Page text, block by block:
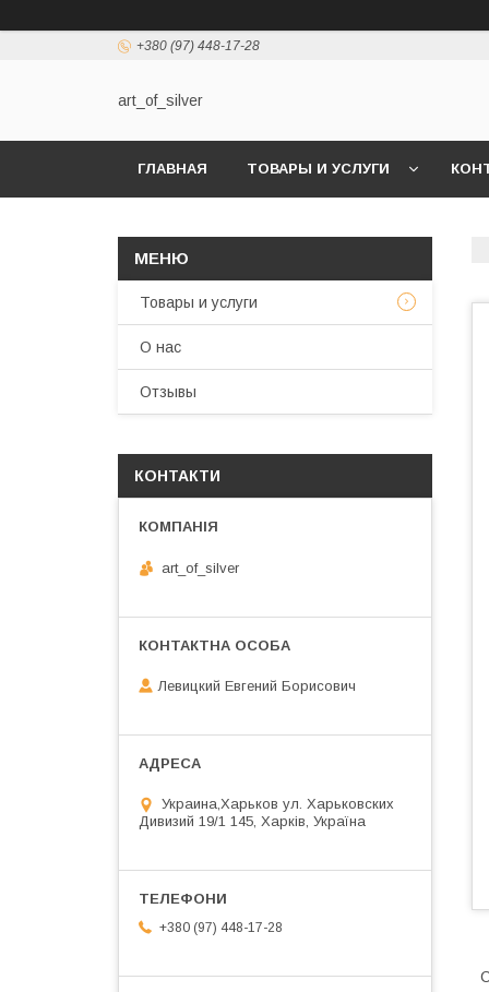
+380 (97) 448-17-28
art_of_silver
ГЛАВНАЯ ТОВАРЫ И УСЛУГИ
Товары и услуги
О нас
Отзывы
КОНТАКТИ
art_of_silver
Левицкий Евгений Борисович
Украина,Харьков ул. Харьковских
Дивизий 19/1 145, Харків, Україна
+380 (97) 448-17-28